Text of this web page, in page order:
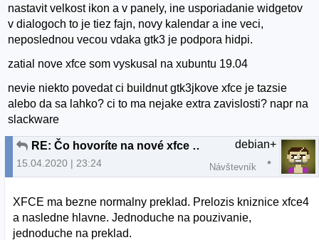
nastavit velkost ikon a v panely, ine usporiadanie widgetov
v dialogoch to je tiez fajn, novy kalendar a ine veci,
neposlednou vecou vdaka gtk3 je podpora hidpi.
zatial nove xfce som vyskusal na xubuntu 19.04
nevie niekto povedat ci buildnut gtk3jkove xfce je tazsie
alebo da sa lahko? ci to ma nejake extra zavislosti? napr na
slackware
RE: Čo hovoríte na nové xfce v xubuntu19.04
15.04.2020 | 23:24
debian+
Návštevník
XFCE ma bezne normalny preklad. Prelozis kniznice xfce4
a nasledne hlavne. Jednoduche na pouzivanie,
jednoduche na preklad.